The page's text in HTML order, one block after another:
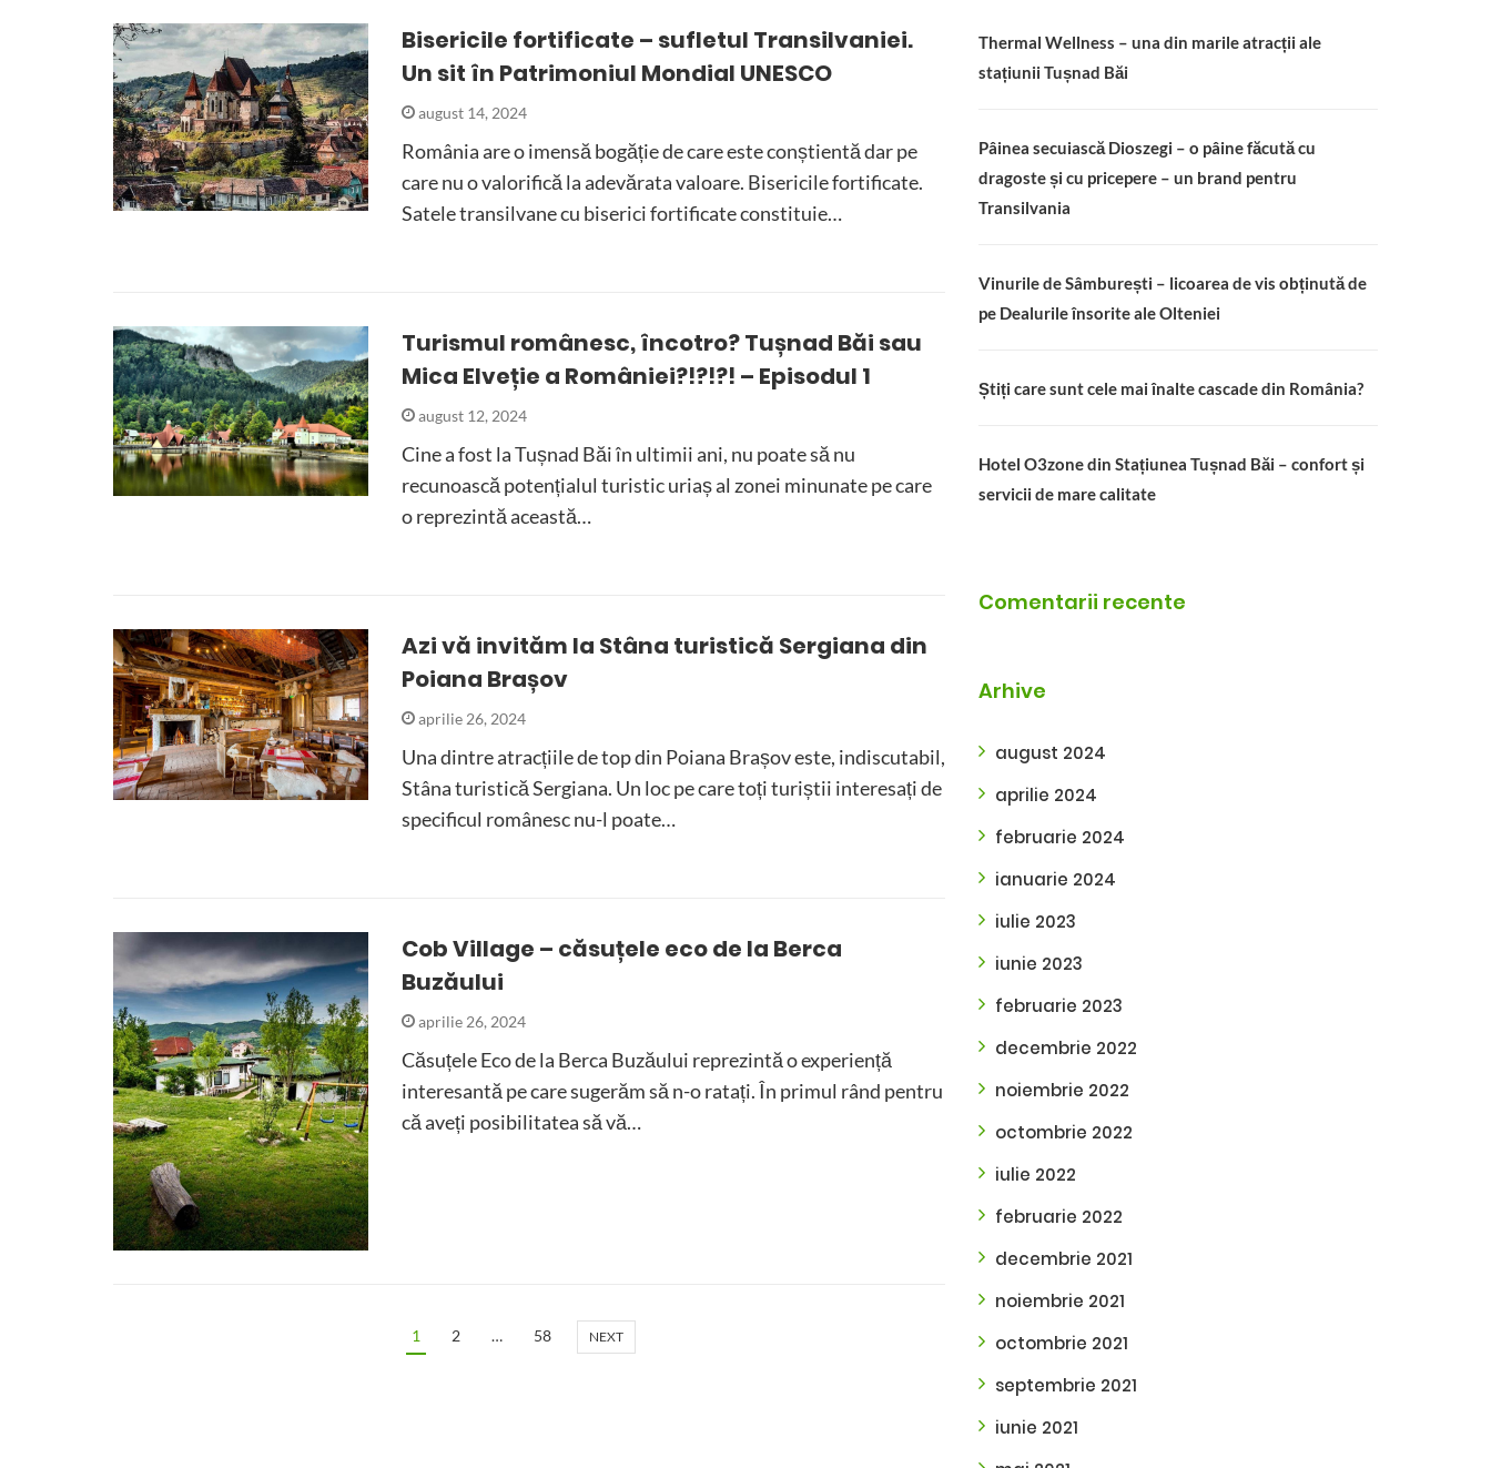
Bisericile fortificate – sufletul Transilvaniei.
Un sit în Patrimoniul Mondial UNESCO
august 14, 2024
România are o imensă bogăție de care este conștientă dar pe
care nu o valorifică la adevărata valoare. Bisericile fortificate.
Satele transilvane cu biserici fortificate constituie…
Turismul românesc, încotro? Tușnad Băi sau
Mica Elveție a României?!?!?! – Episodul 1
august 12, 2024
Cine a fost la Tușnad Băi în ultimii ani, nu poate să nu
recunoască potențialul turistic uriaș al zonei minunate pe care
o reprezintă această…
Azi vă invităm la Stâna turistică Sergiana din
Poiana Brașov
aprilie 26, 2024
Una dintre atracțiile de top din Poiana Brașov este, indiscutabil,
Stâna turistică Sergiana. Un loc pe care toți turiștii interesați de
specificul românesc nu-l poate…
Cob Village – căsuțele eco de la Berca
Buzăului
aprilie 26, 2024
Căsuțele Eco de la Berca Buzăului reprezintă o experiență
interesantă pe care sugerăm să n-o ratați. În primul rând pentru
că aveți posibilitatea să vă…
1 2 … 58 NEXT
Thermal Wellness – una din marile atracții ale
stațiunii Tușnad Băi
Pâinea secuiască Dioszegi – o pâine făcută cu
dragoste și cu pricepere – un brand pentru
Transilvania
Vinurile de Sâmburești – licoarea de vis obținută de
pe Dealurile însorite ale Olteniei
Știți care sunt cele mai înalte cascade din România?
Hotel O3zone din Stațiunea Tușnad Băi – confort și
servicii de mare calitate
Comentarii recente
Arhive
august 2024
aprilie 2024
februarie 2024
ianuarie 2024
iulie 2023
iunie 2023
februarie 2023
decembrie 2022
noiembrie 2022
octombrie 2022
iulie 2022
februarie 2022
decembrie 2021
noiembrie 2021
octombrie 2021
septembrie 2021
iunie 2021